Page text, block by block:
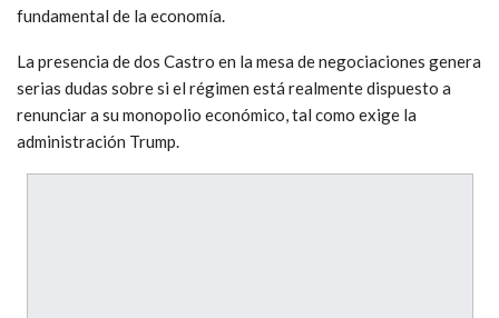
fundamental de la economía.
La presencia de dos Castro en la mesa de negociaciones genera
serias dudas sobre si el régimen está realmente dispuesto a
renunciar a su monopolio económico, tal como exige la
administración Trump.